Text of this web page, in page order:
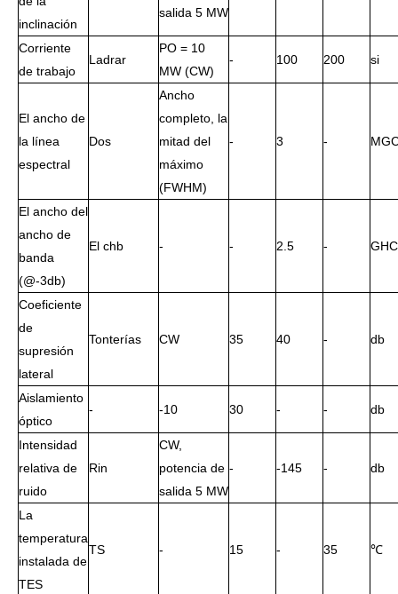
inclinación
salida 5 MW
Corriente
de trabajo
Ladrar
PO = 10
MW (CW)
- 100 200 si
El ancho de
la línea
espectral
Dos
Ancho
completo, la
mitad del
máximo
(FWHM)
- 3 -
El ancho del
ancho de
banda
(@-3db)
El chb - - 2.5 - GHC
Coeficiente
de
supresión
lateral
Tonterías CW 35 40 - db
Aislamiento
óptico
- -10 30 - - db
Intensidad
relativa de
ruido
Rin
CW,
potencia de
salida 5 MW
- -145 - db
La
temperatura
instalada de
TES
TS - 15 - 35 ℃